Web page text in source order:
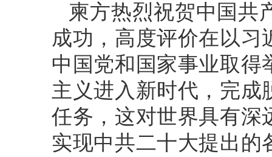
柬方热烈祝贺中国共
成功，高度评价在以
中国党和国家事业取得
主义进入新时代，完成
任务，这对世界具有深
实现中共二十大提出的